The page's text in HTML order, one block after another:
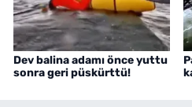
Dev balina adamı önce yuttu
sonra geri püskürttü!